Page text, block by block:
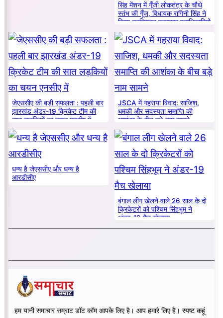
सिंह मेंशन में गूँजी लोकतंत्र के चौथे
स्तंभ की गूँज, विधायक रागिनी सिंह ने
किया नवनियुक्त पत्रकार पदाधिकारियों
का सम्मान
जेएससीए की बड़ी सफलता : पहली बार
झारखंड अंडर-19 क्रिकेट टीम की
सात लड़कियों का चयन एनसीए में
JSCA में गहराया विवाद: साजिश,
धमकी और सदस्यता समाप्ति की
आशंका के बीच बड़े नाम सामने
धन्य है जेएससीए और धन्य है
आरडीसीए
बंगाल लीग खेलने वाले 26 साल के दो
क्रिकेटरों को पश्चिम सिंहभूम ने
अंडर-19 मैच खेलाया
हम यानी समाचार सम्राट डॉट कॉम आपके लिए है। आप हमारे लिए हैं। स्पष्ट कहूं